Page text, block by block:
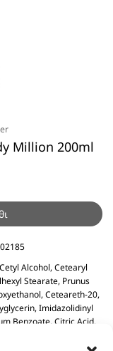
Million 200ml
Alcohol, Cetearyl
Stearate, Prunus
Ceteareth-20,
Imidazolidinyl
Benzoate, Citric Acid.